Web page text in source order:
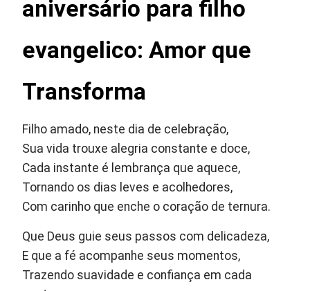
aniversário para filho
evangelico: Amor que
Transforma
Filho amado, neste dia de celebração,
Sua vida trouxe alegria constante e doce,
Cada instante é lembrança que aquece,
Tornando os dias leves e acolhedores,
Com carinho que enche o coração de ternura.
Que Deus guie seus passos com delicadeza,
E que a fé acompanhe seus momentos,
Trazendo suavidade e confiança em cada